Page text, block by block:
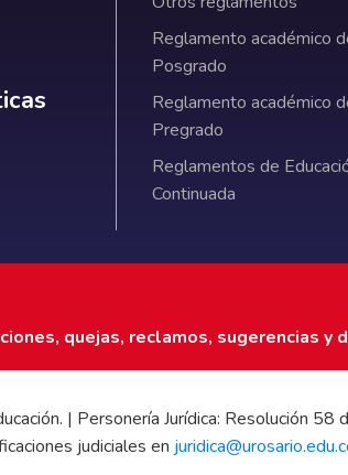
institucionales
Reglamento académico
Posgrado
Reglamento académico
Pregrado
Reglamentos de
Continuada
quejas, reclamos, sugerencias y
| Personería Jurídica: Resolución
judiciales en